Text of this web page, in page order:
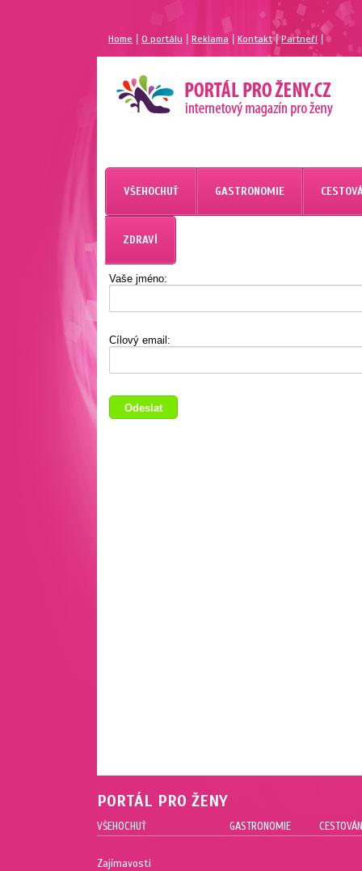
Home |O portálu Reklama Kontakt| Partneří
MAGAZÍN PRO ŽENY
PORTÁL PRO ŽENY.CZ
VŠEHOCHUŤ GASTRONOMIE
ZDRAVÍ
Vaše jméno:
Cílový email:
PORTÁL PRO ŽENY
VŠEHOCHUŤ
Zajímavosti
GASTRONOMIE